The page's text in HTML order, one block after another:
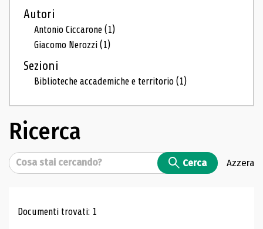
Autori
Antonio Ciccarone(1)
Giacomo Nerozzi(1)
Sezioni
Biblioteche accademiche e territorio(1)
Ricerca
Cerca Cerca Azzera
Risultati di ricerca
Documenti trovati: 1